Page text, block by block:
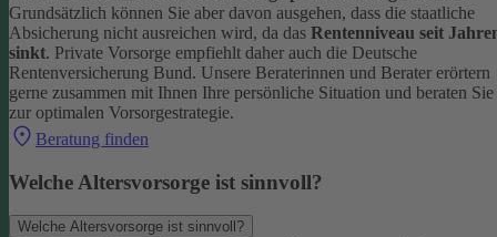
Grundsätzlich können Sie aber davon ausgehen, dass die staatliche
Absicherung nicht ausreichen wird, da das Rentenniveau seit
sinkt. Private Vorsorge empfiehlt daher auch die Deutsche
Rentenversicherung Bund. Unsere Beraterinnen und Berater erörtern
gerne zusammen mit Ihnen Ihre persönliche Situation und beraten Sie
zur optimalen Vorsorgestrategie.
Beratung finden
Welche Altersvorsorge ist sinnvoll?
Welche Altersvorsorge ist sinnvoll?